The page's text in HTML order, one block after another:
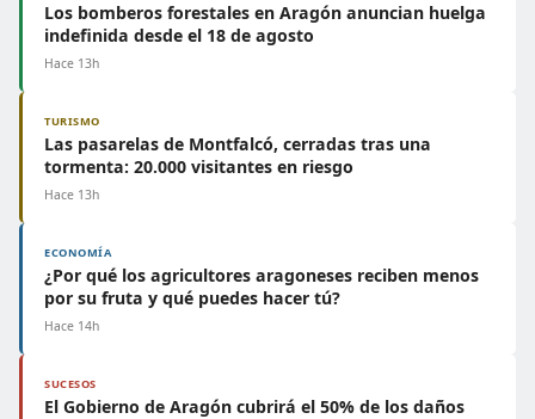
Los bomberos forestales en Aragón anuncian huelga
indefinida desde el 18 de agosto
Hace 13h
TURISMO
Las pasarelas de Montfalcó, cerradas tras una
tormenta: 20.000 visitantes en riesgo
Hace 13h
ECONOMÍA
¿Por qué los agricultores aragoneses reciben menos
por su fruta y qué puedes hacer tú?
Hace 14h
SUCESOS
El Gobierno de Aragón cubrirá el 50% de los daños